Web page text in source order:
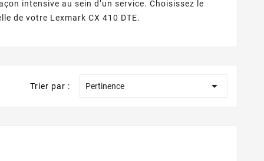
intensive au sein d’un service. Choisissez le
de votre Lexmark CX 410 DTE.
Trier par : Pertinence 